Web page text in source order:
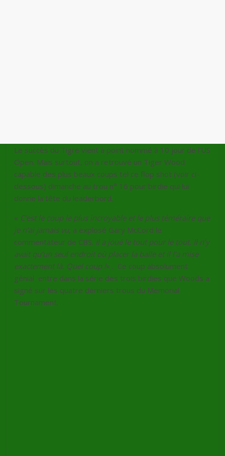
Le succès du Tigre vient à point nommé à 10 jour de l’US
Open. Mais surtout, on a retrouvé un Tiger Wood
capable des plus beaux coups tel ce flop shot (voir ci-
dessous) dimanche au trou n° 16 pour birdie qui lui
donne la tête du leaderbord.
« C’est le coup le plus incroyable et le plus téméraire que
je n’ai jamais vu, a explosé Gary McCord le
commentateur de CBS. Il a joué le tout pour le tout. Il n’y
avait qu’un seul endroit où placer la balle et il l’a mise
exactement là. Quel coup !« . Ce coup absolument
génial entre dans la série des trois birdies que Woods a
signé sur les quatre derniers trous du Memorial
Tournament.